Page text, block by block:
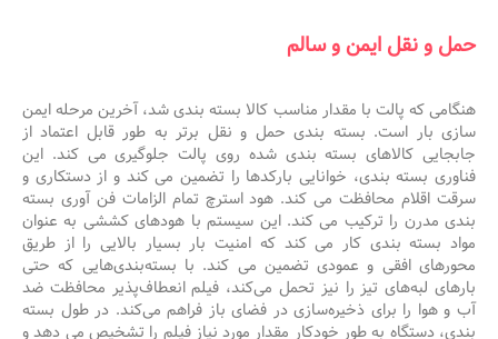
حمل و نقل ایمن و سالم
هنگامی که پالت با مقدار مناسب کالا بسته بندی شد، آخرین مرحله ایمن
سازی بار است. بسته بندی حمل و نقل برتر به طور قابل اعتماد از
جابجایی کالاهای بسته بندی شده روی پالت جلوگیری می کند. این
فناوری بسته بندی، خوانایی بارکدها را تضمین می کند و از دستکاری و
سرقت اقلام محافظت می کند. هود استرچ تمام الزامات فن آوری بسته
بندی مدرن را ترکیب می کند. این سیستم با هودهای کششی به عنوان
مواد بسته بندی کار می کند که امنیت بار بسیار بالایی را از طریق
محورهای افقی و عمودی تضمین می کند. با بسته‌بندی‌هایی که حتی
بارهای لبه‌های تیز را نیز تحمل می‌کند، فیلم انعطاف‌پذیر محافظت ضد
آب و هوا را برای ذخیره‌سازی در فضای باز فراهم می‌کند. در طول بسته
بندی، دستگاه به طور خودکار مقدار مورد نیاز فیلم را تشخیص می دهد و